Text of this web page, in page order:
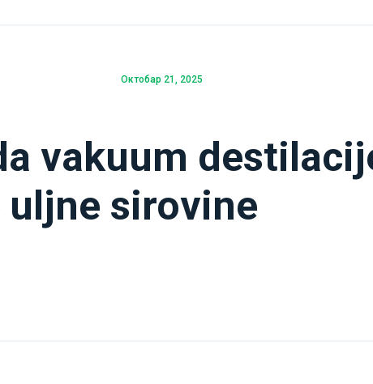
Октобар 21, 2025
vakuum
sirovine